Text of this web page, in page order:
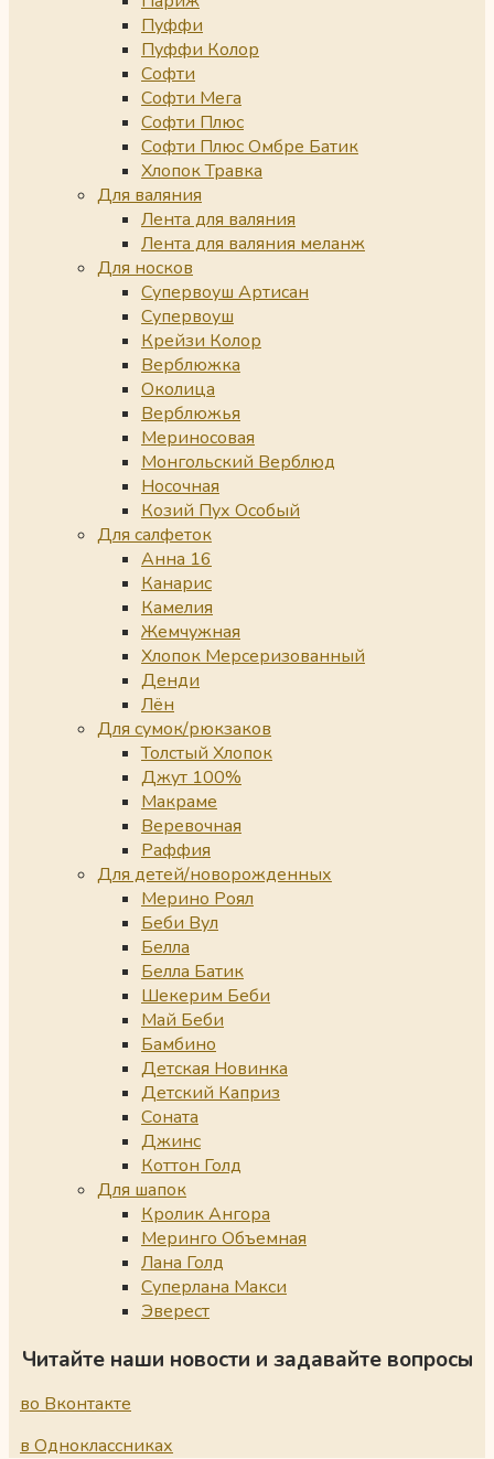
Пуффи
Пуффи Колор
Софти
Софти Мега
Софти Плюс
Софти Плюс Омбре Батик
Хлопок Травка
Для валяния
Лента для валяния
Лента для валяния меланж
Для носков
Супервоуш Артисан
Супервоуш
Крейзи Колор
Верблюжка
Околица
Верблюжья
Мериносовая
Монгольский Верблюд
Носочная
Козий Пух Особый
Для салфеток
Анна 16
Канарис
Камелия
Жемчужная
Хлопок Мерсеризованный
Денди
Лён
Для сумок/рюкзаков
Толстый Хлопок
Джут 100%
Макраме
Веревочная
Раффия
Для детей/новорожденных
Мерино Роял
Беби Вул
Белла
Белла Батик
Шекерим Беби
Май Беби
Бамбино
Детская Новинка
Детский Каприз
Соната
Джинс
Коттон Голд
Для шапок
Кролик Ангора
Меринго Объемная
Лана Голд
Суперлана Макси
Эверест
Читайте наши новости и задавайте вопросы
во Вконтакте
в Одноклассниках